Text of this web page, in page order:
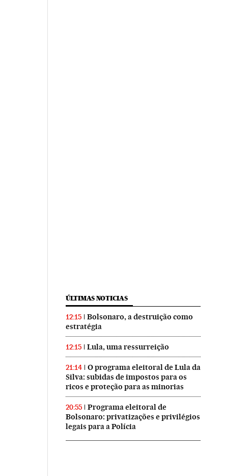
ÚLTIMAS NOTICIAS
12:15
Bolsonaro, a destruição como
estratégia
12:15 Lula, uma ressurreição
21:14
O programa eleitoral de Lula da
Silva: subidas de impostos para os
ricos e proteção para as minorias
20:55
Programa eleitoral de
Bolsonaro: privatizações e privilégios
legais para a Polícia